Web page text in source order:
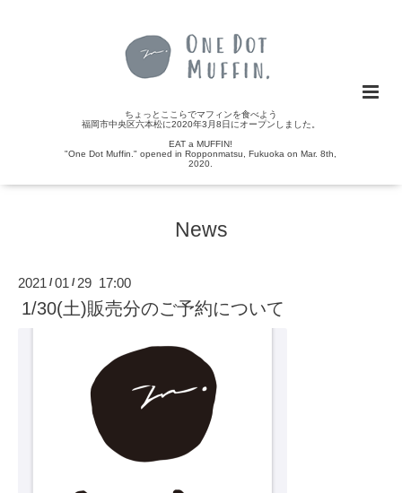
ちょっとここらでマフィンを食べよう
福岡市中央区六本松に2020年3月8日にオープンしました。
EAT a MUFFIN!
"One Dot Muffin." opened in Ropponmatsu, Fukuoka on Mar. 8th,
2020.
News
2021 /01 / 29 17:00
1/30(土)販売分のご予約について